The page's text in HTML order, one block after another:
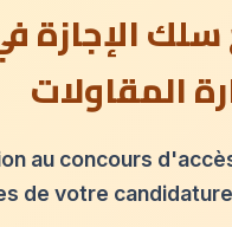
سلك الإجازة
المقاولات
au concours
de votre